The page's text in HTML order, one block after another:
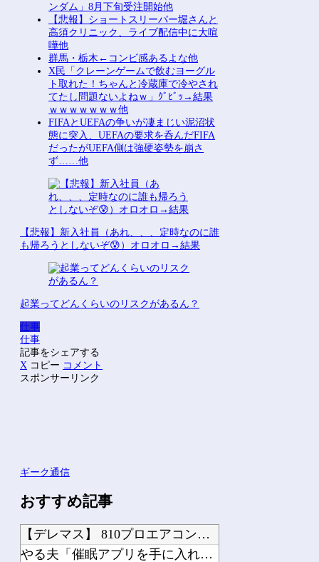
ンダム」8月下旬受注開始他
【悲報】ショートスリーパー堀さんと
高須クリニック、ライブ配信中に大喧
嘩他
群馬・栃木←コンビ感あるよな他
X民「クレーンゲームで飲むヨーグル
ト取れた！ちゃんと冷蔵庫で冷やされ
てたし問題ないよねｗ」ｸﾞﾋﾞｯ→結果
ｗｗｗｗｗｗｗ他
FIFAとUEFAの争いが凄まじい泥沼状
態に突入、UEFAの要求を呑んだFIFA
だったがUEFA側は強硬姿勢を崩さ
ず……他
【悲報】新入社員（あれ、、、定時なのに誰
も帰ろうとしないぞ😰）オロオロ→結果
起業ってどんくらいのリスクがあるん？
仕事
仕事
記事をシェアする
X コピー コメント
スポンサーリンク
ギーク通信
おすすめ記事
【デレマス】 810プロエアコン騒動【ぷちかれシリーズ】
やる夫「催眠アプリを手に入れたんだけど……これ必要だった？」 第29話